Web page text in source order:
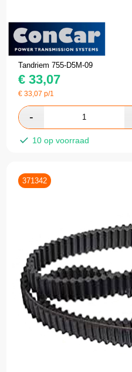
Tandriem 755-D5M-09
€ 33,07
€33,07 p/1
10 op voorraad
371342